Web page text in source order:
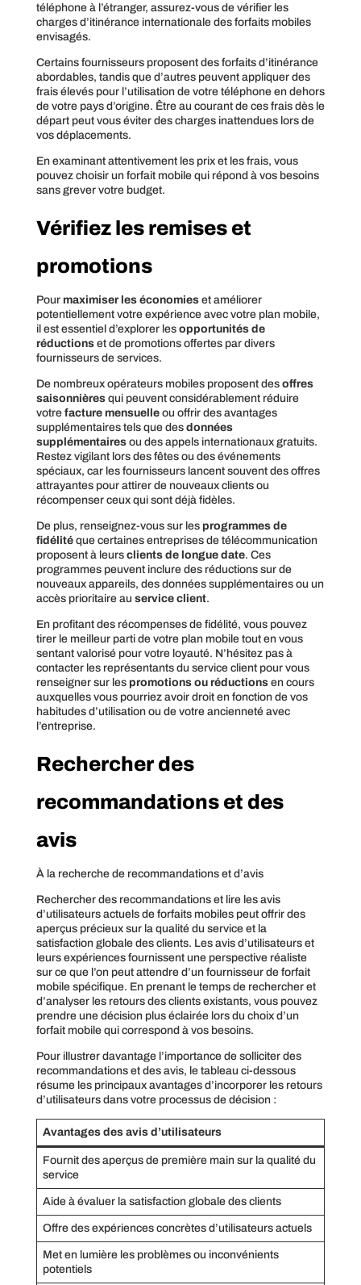
téléphone à l’étranger, assurez-vous de vérifier les
charges d’itinérance internationale des forfaits mobiles
envisagés.
Certains fournisseurs proposent des forfaits d’itinérance
abordables, tandis que d’autres peuvent appliquer des
frais élevés pour l’utilisation de votre téléphone en dehors
de votre pays d’origine. Être au courant de ces frais dès le
départ peut vous éviter des charges inattendues lors de
vos déplacements.
En examinant attentivement les prix et les frais, vous
pouvez choisir un forfait mobile qui répond à vos besoins
sans grever votre budget.
Vérifiez les remises et
promotions
Pour maximiser les économieset améliorer
potentiellement votre expérience avec votre plan mobile,
il est essentiel d’explorer les opportunités de
réductionset de promotions offertes par divers
fournisseurs de services.
De nombreux opérateurs mobiles proposent des offres
saisonnièresqui peuvent considérablement réduire
votre facture mensuelleou offrir des avantages
supplémentaires tels que des données
supplémentairesou des appels internationaux gratuits.
Restez vigilant lors des fêtes ou des événements
spéciaux, car les fournisseurs lancent souvent des offres
attrayantes pour attirer de nouveaux clients ou
récompenser ceux qui sont déjà fidèles.
De plus, renseignez-vous sur les programmes de
fidélitéque certaines entreprises de télécommunication
proposent à leurs clients de longue date. Ces
programmes peuvent inclure des réductions sur de
nouveaux appareils, des données supplémentaires ou un
accès prioritaire au service client.
En profitant des récompenses de fidélité, vous pouvez
tirer le meilleur parti de votre plan mobile tout en vous
sentant valorisé pour votre loyauté. N’hésitez pas à
contacter les représentants du service client pour vous
renseigner sur les promotions ou réductionsen cours
auxquelles vous pourriez avoir droit en fonction de vos
habitudes d’utilisation ou de votre ancienneté avec
l’entreprise.
Rechercher des
recommandations et des
avis
À la recherche de recommandations et d’avis
Rechercher des recommandations et lire les avis
d’utilisateurs actuels de forfaits mobiles peut offrir des
aperçus précieux sur la qualité du service et la
satisfaction globale des clients. Les avis d’utilisateurs et
leurs expériences fournissent une perspective réaliste
sur ce que l’on peut attendre d’un fournisseur de forfait
mobile spécifique. En prenant le temps de rechercher et
d’analyser les retours des clients existants, vous pouvez
prendre une décision plus éclairée lors du choix d’un
forfait mobile qui correspond à vos besoins.
Pour illustrer davantage l’importance de solliciter des
recommandations et des avis, le tableau ci-dessous
résume les principaux avantages d’incorporer les retours
d’utilisateurs dans votre processus de décision :
Avantages des avis d’utilisateurs
Fournit des aperçus de première main sur la qualité du
service
Aide à évaluer la satisfaction globale des clients
Offre des expériences concrètes d’utilisateurs actuels
Met en lumière les problèmes ou inconvénients
potentiels